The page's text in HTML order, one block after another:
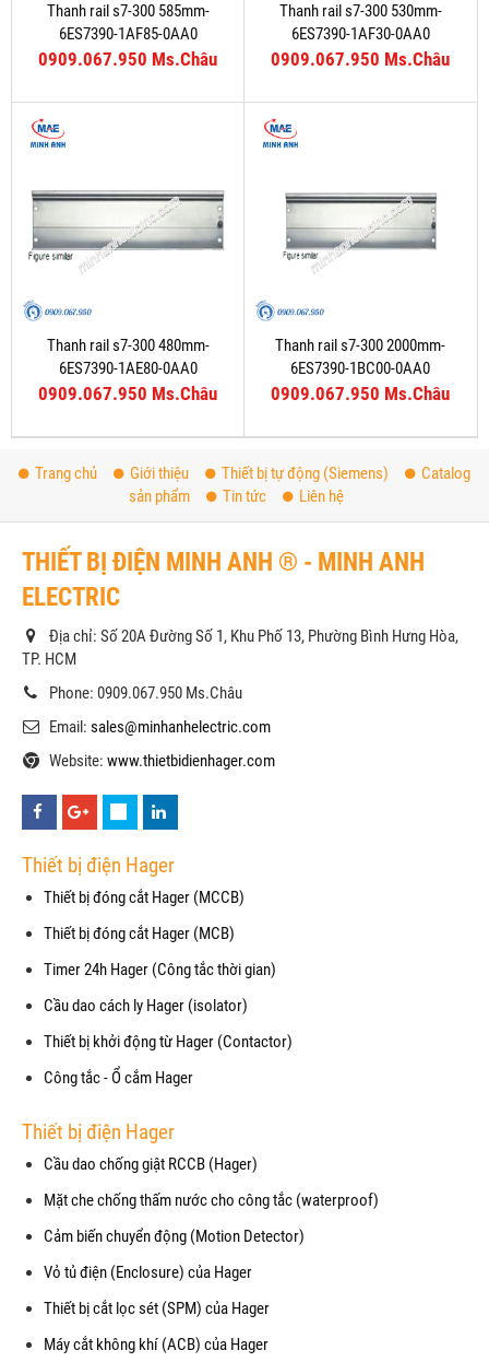
Thanh rail s7-300 585mm-
6ES7390-1AF85-0AA0
0909.067.950 Ms.Châu
Thanh rail s7-300 530mm-
6ES7390-1AF30-0AA0
0909.067.950 Ms.Châu
Thanh rail s7-300 480mm-
6ES7390-1AE80-0AA0
0909.067.950 Ms.Châu
Thanh rail s7-300 2000mm-
6ES7390-1BC00-0AA0
0909.067.950 Ms.Châu
Trang chủ Giới thiệu Thiết bị tự động (Siemens)
Catalog
sản phẩm
Tin tức Liên hệ
THIẾT BỊ ĐIỆN MINH ANH ® - MINH ANH
ELECTRIC
Địa chỉ: Số 20A Đường Số 1, Khu Phố 13, Phường Bình Hưng Hòa,
TP. HCM
Phone: 0909.067.950 Ms.Châu
Email: sales@minhanhelectric.com
Website: www.thietbidienhager.com
Thiết bị điện Hager
Thiết bị đóng cắt Hager (MCCB)
Thiết bị đóng cắt Hager (MCB)
Timer 24h Hager (Công tắc thời gian)
Cầu dao cách ly Hager (isolator)
Thiết bị khởi động từ Hager (Contactor)
Công tắc - Ổ cắm Hager
Thiết bị điện Hager
Cầu dao chống giật RCCB (Hager)
Mặt che chống thấm nước cho công tắc (waterproof)
Cảm biến chuyển động (Motion Detector)
Vỏ tủ điện (Enclosure) của Hager
Thiết bị cắt lọc sét (SPM) của Hager
Máy cắt không khí (ACB) của Hager